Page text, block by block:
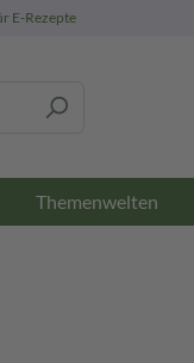
E-Rezepte
Themenwelten